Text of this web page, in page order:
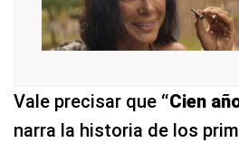
Vale precisar que “Cien
narra la historia de los